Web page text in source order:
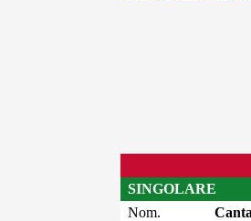
SINGOLARE
Nom.